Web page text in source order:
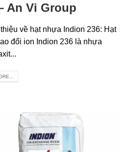
An Vi Group
về hạt nhựa Indion 236: Hạt
đổi ion Indion 236 là nhựa